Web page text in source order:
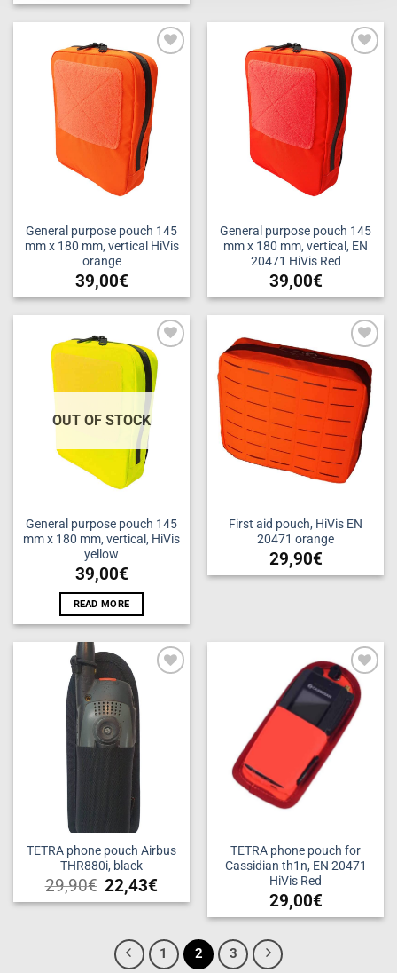
Add to
wishlist
General purpose pouch 145
mm x 180 mm, vertical HiVis
orange
39,00€
Add to
wishlist
General purpose pouch 145
mm x 180 mm, vertical, EN
20471 HiVis Red
39,00€
Add to
wishlist
OUT OF STOCK
General purpose pouch 145
mm x 180 mm, vertical, HiVis
yellow
39,00€
READ MORE
Add to
wishlist
First aid pouch, HiVis EN
20471 orange
29,90€
TETRA phone pouch Airbus
THR880i, black
29,90€ 22,43€
Add to
wishlist
TETRA phone pouch for
Cassidian th1n, EN 20471
HiVis Red
29,00€
1 2 3